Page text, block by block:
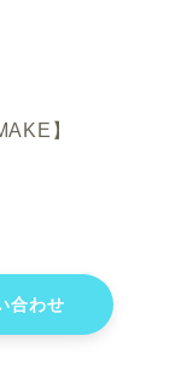
】
合わせ